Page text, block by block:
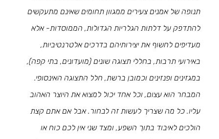
תנופה של אמנים צעירים ממגוון תחומים שאינם מתעקשים
להתדפק על דלתות הגלריות הגדולות, הממוסדות- אלא
מעדיפים לחשוף את יצירותיהם בדרכים אלטרנטיביות,
באירועי תרבות, בחללי תצוגה שונים (מועדונים, בתי קפה),
במגזינים ופנזינים וכמובן ברשת, חלל התצוגה האינסופי.
המבחר הוא עצום, וכל אחד יכול למצוא את היוצר האהוב
עליו. כל מה שצריך לעשות זה לבחור. אבל אם אתם קצת
הולכים לאיבוד בתוך השפע, ומצד שני אין לכם כוח או